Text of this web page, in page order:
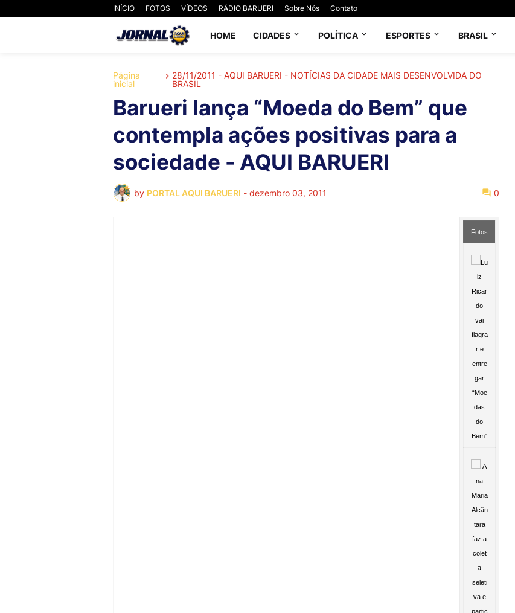
INÍCIO FOTOS VÍDEOS RÁDIO BARUERI Sobre Nós Contato
HOME CIDADES POLÍTICA ESPORTES BRASIL
Página
inicial
28/11/2011 - AQUI BARUERI - NOTÍCIAS DA CIDADE MAIS DESENVOLVIDA DO
BRASIL
Barueri lança “Moeda do Bem” que
contempla ações positivas para a
sociedade - AQUI BARUERI
by PORTAL AQUI BARUERI - dezembro 03, 2011 0
Fotos